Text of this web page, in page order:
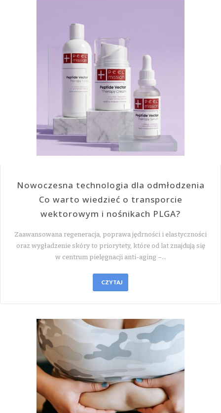
Nowoczesna technologia dla odmłodzenia
Co warto wiedzieć o transporcie
wektorowym i nośnikach PLGA?
Zaawansowana regeneracja, poprawa jędrności i elastyczności
oraz wygładzenie skóry to priorytety, które od lat znajdują się
w centrum pielęgnacji anti-aging –…
CZYTAJ